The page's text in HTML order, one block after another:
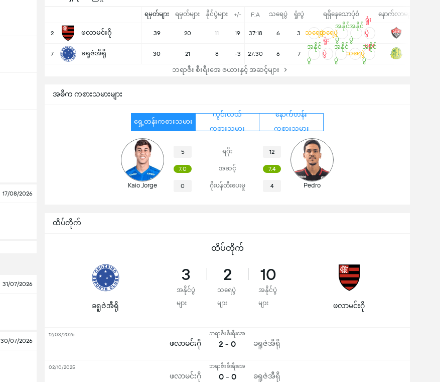
17/08/2026
31/07/2026
30/07/2026
ရမှတ်များ ရမှတ်များ နိုင်ပွဲများ +/- F:A သရေပွဲ ရှုံးပွဲ ရရှိနေသောပုံစံ နောက်လာမည့်
2 ဖလာမင်းဂို 39 20 11 19 37:18 6 3 သရေပွဲသရေပွဲ
အနိုင်
ပွဲ
အနိုင်
ပွဲ
ရှုံး
ပွဲ
များ
7
ခရူဇဲအီရို 30 21 8 -3 27:30 6 7
အနိုင်
ပွဲ
ရှုံး
ပွဲ
အနိုင်
ပွဲ
သရေပွဲ
အနိုင်
ပွဲ
ဘရာဇီး စီးရီးအေ ဇယားနှင့် အဆင့်များ
အဓိက ကစားသမားများ
ရှေ့တန်းကစားသမား
ကွင်းလယ်
ကစားသမား
နောက်တန်း
ကစားသမား
Kaio Jorge
5 ရဂိုး 12
7.0 အဆင့် 7.4
0 ဂိုးဖန်တီးပေးမှု 4 Pedro
ထိပ်တိုက်
ထိပ်တိုက်
ခရူဇဲအီရို
3
အနိုင်ပွဲ
များ
2
သရေပွဲ
များ
10
အနိုင်ပွဲ
များ
ဖလာမင်းဂို
ဖလာမင်းဂို
ဘရာဇီး စီးရီးအေ
2 - 0 ခရူဇဲအီရို
12/03/2026
ဖလာမင်းဂို
ဘရာဇီး စီးရီးအေ
0 - 0 ခရူဇဲအီရို
02/10/2025